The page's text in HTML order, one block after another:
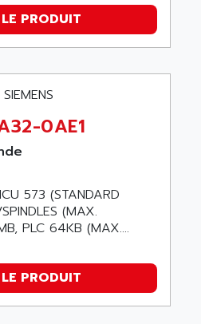
1000
PRODUIT
0AE1
573 (STANDARD
(MAX.
PLC 64KB (MAX....
PRODUIT